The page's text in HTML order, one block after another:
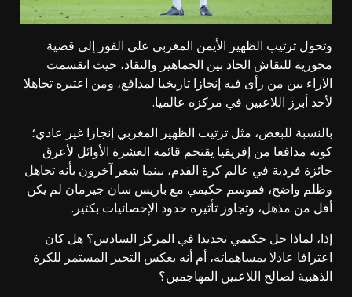
وتحول ترتيب الظهير الأيمن المغربي على الفور إلى قضية
محورية للنقاش الحاد بين الجماهير والنقاد، حيث انقسمت
الآراء بين من رأى فيه إنجازا تاريخيا لمدافع، ومن اعتبره تجاهلا
لأحد أبرز اللاعبين في مركزه عالميا.
بالنسبة للبعض، مثل ترتيب الظهير المغربي إنجازا غير عادي؛
كونه مدافعا من إفريقيا يقتحم قائمة العشرة الأوائل لأعرق
جائزة فردية في عالم كرة القدم، بينما شعر آخرون بأنه تجاهل
وظلم واضح، فموسم حكيمي مع باريس سان جيرمان لم يكن
أقل من مذهل، وتجاوز تأثيره حدود الإحصائيات بكثير.
إذا، لماذا حل حكيمي تحديدا في المركز السادس؟ هل كان
اعترافا عادلا بمساهماته، أم أنه يعكس التحيز المستمر للكرة
الذهبية لصالح اللاعبين المهاجمين؟